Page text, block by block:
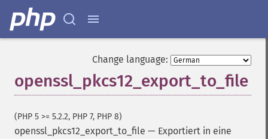
Change language:
openssl_pkcs12_export_to_file
(PHP 5 >= 5.2.2, PHP 7, PHP 8)
openssl_pkcs12_export_to_file — Exportiert in eine